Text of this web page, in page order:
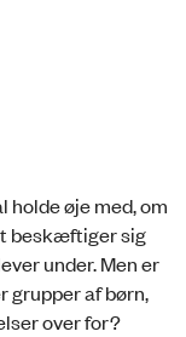
øje med, om
beskæftiger sig
under. Men er
grupper af børn,
over for?